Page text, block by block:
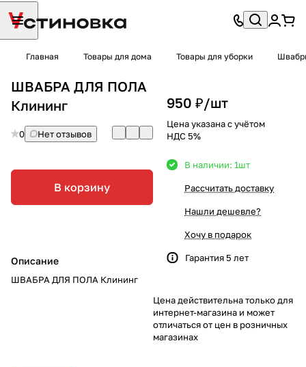
Главная Товары для дома Товары для уборки
ШВАБРА ДЛЯ ПОЛА
Клининг
0 Нет отзывов
В корзину
Описание
ШВАБРА ДЛЯ ПОЛА Клининг
950 ₽/шт
Цена указана с учётом
НДС 5%
В наличии: 1шт
Рассчитать доставку
Нашли дешевле?
Хочу в подарок
Гарантия 5 лет
Цена действительна только для
интернет-магазина и может
отличаться от цен в розничных
магазинах